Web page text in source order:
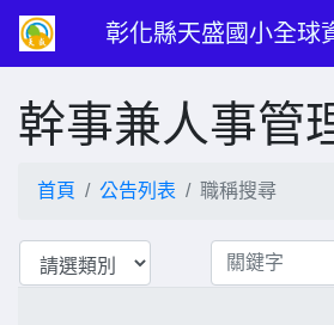
彰化縣天盛國小全球
幹事兼人事管
首頁 公告列表 職稱搜尋